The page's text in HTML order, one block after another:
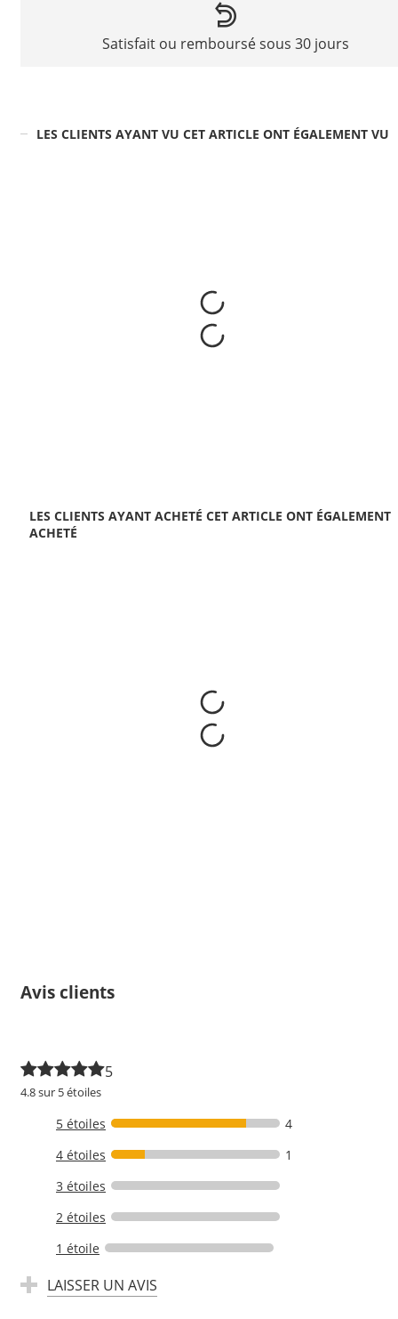
Satisfait ou remboursé sous 30 jours
LES CLIENTS AYANT VU CET ARTICLE ONT ÉGALEMENT VU
LES CLIENTS AYANT ACHETÉ CET ARTICLE ONT ÉGALEMENT
ACHETÉ
Avis clients
5
4.8 sur 5 étoiles
5 étoiles
4
4 étoiles
1
3 étoiles
2 étoiles
1 étoile
LAISSER UN AVIS